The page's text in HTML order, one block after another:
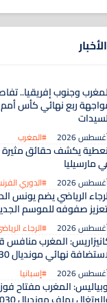
وجنوب إفريقيا..
ربع نهائي كأس أمم
#المغرب
يكشف حقائق مثيرة
مارسيليا
#الدوري
الرياضي يضم يونس
صفوفه للموسم
#الرجاء
المغرب
نهائي مونديال 2030
#إسبانيا
المغرب مفتاح فوز